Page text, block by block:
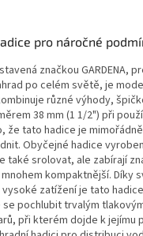
pro náročné
značkou GARDENA,
po celém světě, je
různé výhody,
38 mm (1 1/2") při
tato hadice je
Obyčejné hadice
také srolovat, ale zabírají
kompaktnější. Díky
zatížení je tato
pochlubit trvalým
při kterém dojde k jejímu